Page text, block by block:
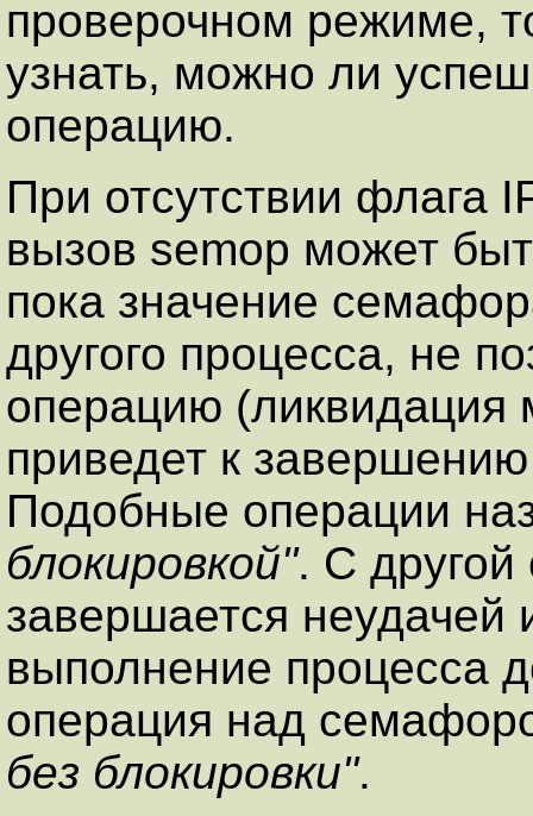
проверочном режиме,
узнать, можно ли
операцию.
При отсутствии флага
вызов semop может
пока значение
другого процесса, не
операцию
приведет к
Подобные операции
блокировкой''. С другой
завершается неудачей
выполнение процесса
операция над
без блокировки''.